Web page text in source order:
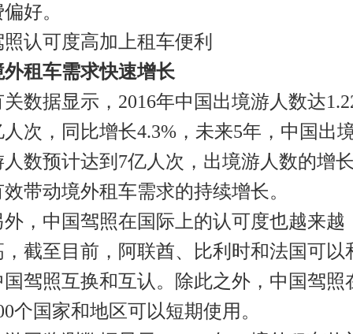
好。
照认可度高加上租车便利
外租车需求快速增长
关数据显示，2016年中国出境游人数达
人次，同比增长4.3%，未来5年，中国出
人数预计达到7亿人次，出境游人数的增长
效带动境外租车需求的持续增长。
外，中国驾照在国际上的认可度也越来越
，截至目前，阿联酋、比利时和法国可以
国驾照互换和互认。除此之外，中国驾照
个国家和地区可以短期使用。